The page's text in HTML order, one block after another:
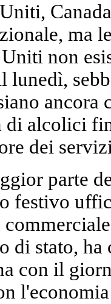
ma
non
lunedì,
ancora
alcolici
dei
parte
festivo
di stato,
con il